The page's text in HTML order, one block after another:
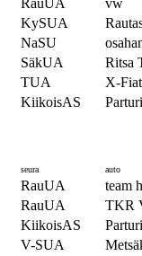
RauUA
vw
KySUA
NaSU
SäkUA
Ritsa
TUA
X-Fiat
KiikoisAS
seura auto
RauUA
team
RauUA
TKR
KiikoisAS
V-SUA